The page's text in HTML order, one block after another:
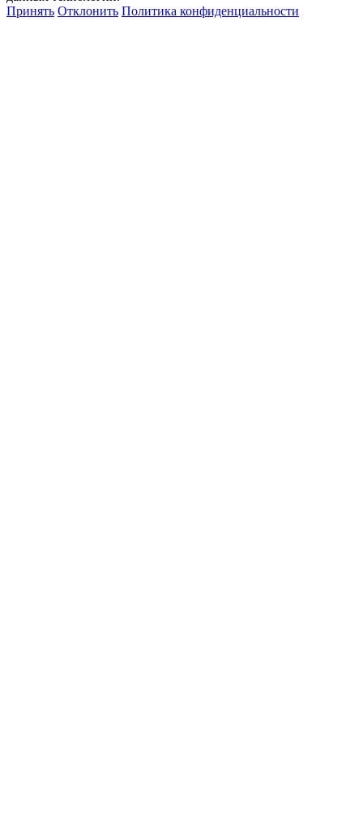
Принять Отклонить Политика конфиденциальности